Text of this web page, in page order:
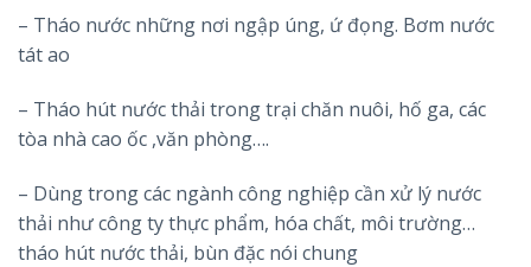
– Tháo nước những nơi ngập úng, ứ đọng. Bơm nước
tát ao
– Tháo hút nước thải trong trại chăn nuôi, hố ga, các
tòa nhà cao ốc ,văn phòng….
– Dùng trong các ngành công nghiệp cần xử lý nước
thải như công ty thực phẩm, hóa chất, môi trường…
tháo hút nước thải, bùn đặc nói chung